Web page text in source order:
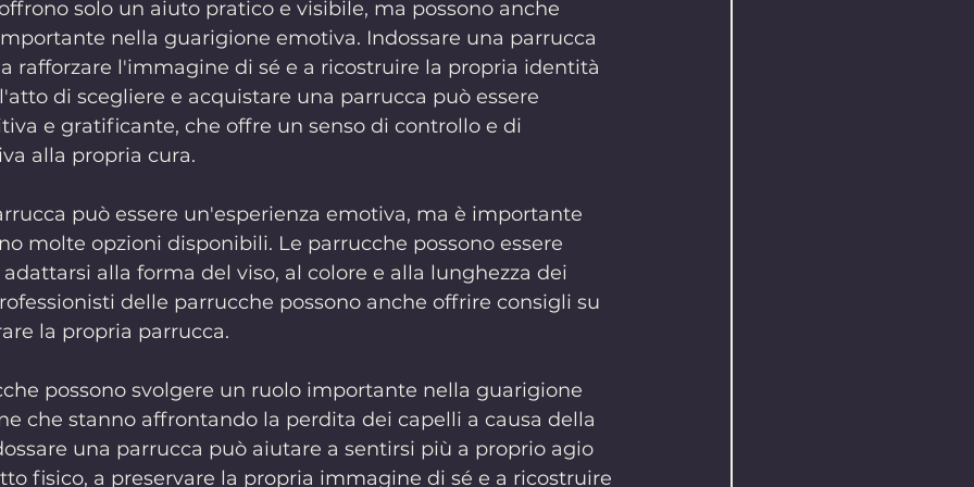
solo un aiuto pratico e visibile, ma possono anche
nella guarigione emotiva. Indossare una parrucca
rafforzare l'immagine di sé e a ricostruire la propria identità
di scegliere e acquistare una parrucca può essere
e gratificante, che offre un senso di controllo e di
alla propria cura.
può essere un'esperienza emotiva, ma è importante
molte opzioni disponibili. Le parrucche possono essere
alla forma del viso, al colore e alla lunghezza dei
delle parrucche possono anche offrire consigli su
la propria parrucca.
possono svolgere un ruolo importante nella guarigione
che stanno affrontando la perdita dei capelli a causa della
una parrucca può aiutare a sentirsi più a proprio agio
fisico, a preservare la propria immagine di sé e a ricostruire